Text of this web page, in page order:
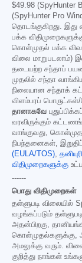
$49.98 (SpyHunter
(SpyHunter Pro
தொடங்குகிறது. இது
பக்க
கொள்முதல் பக்க
விலை மாறுபடலாம்)
தடையற்ற சந்தாப்
முதலில் சந்தா
நிலையான சந்தாக்
விளம்பரப் பொருட்கள்/
தானாகவே
வரவிருக்கும்
வாங்குவது,
நிபந்தனைகள்,
(EULA/TOS),
விதிமுறைகளுக்கு
------
பொது விதிமுறைகள்
தள்ளுபடி விலையில்
வழங்கப்படும்
அதன்பிறகு,
கொள்முதல்களுக்கு,
அமலுக்கு வரும்.
குறித்து நாங்கள்